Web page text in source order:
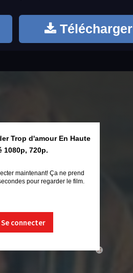
Télécharger
close
Trop d'amour En Haute
1080p, 720p.
maintenant! Ça ne prend
pour regarder le film.
Se connecter